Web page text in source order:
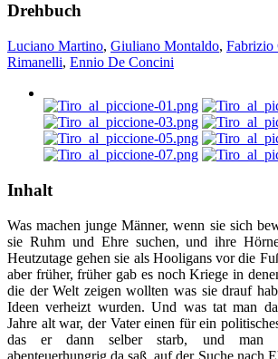
Drehbuch
Luciano Martino, Giuliano Montaldo, Fabrizio
Rimanelli, Ennio De Concini
Inhalt
Was machen junge Männer, wenn sie sich
sie Ruhm und Ehre suchen, und ihre
Heutzutage gehen sie als Hooligans vor die
aber früher, früher gab es noch Kriege in
die der Welt zeigen wollten was sie drauf
Ideen verheizt wurden. Und was tat man
Jahre alt war, der Vater einen für ein
das er dann selber starb, und man
abenteuerhungrig da saß, auf der Suche nach